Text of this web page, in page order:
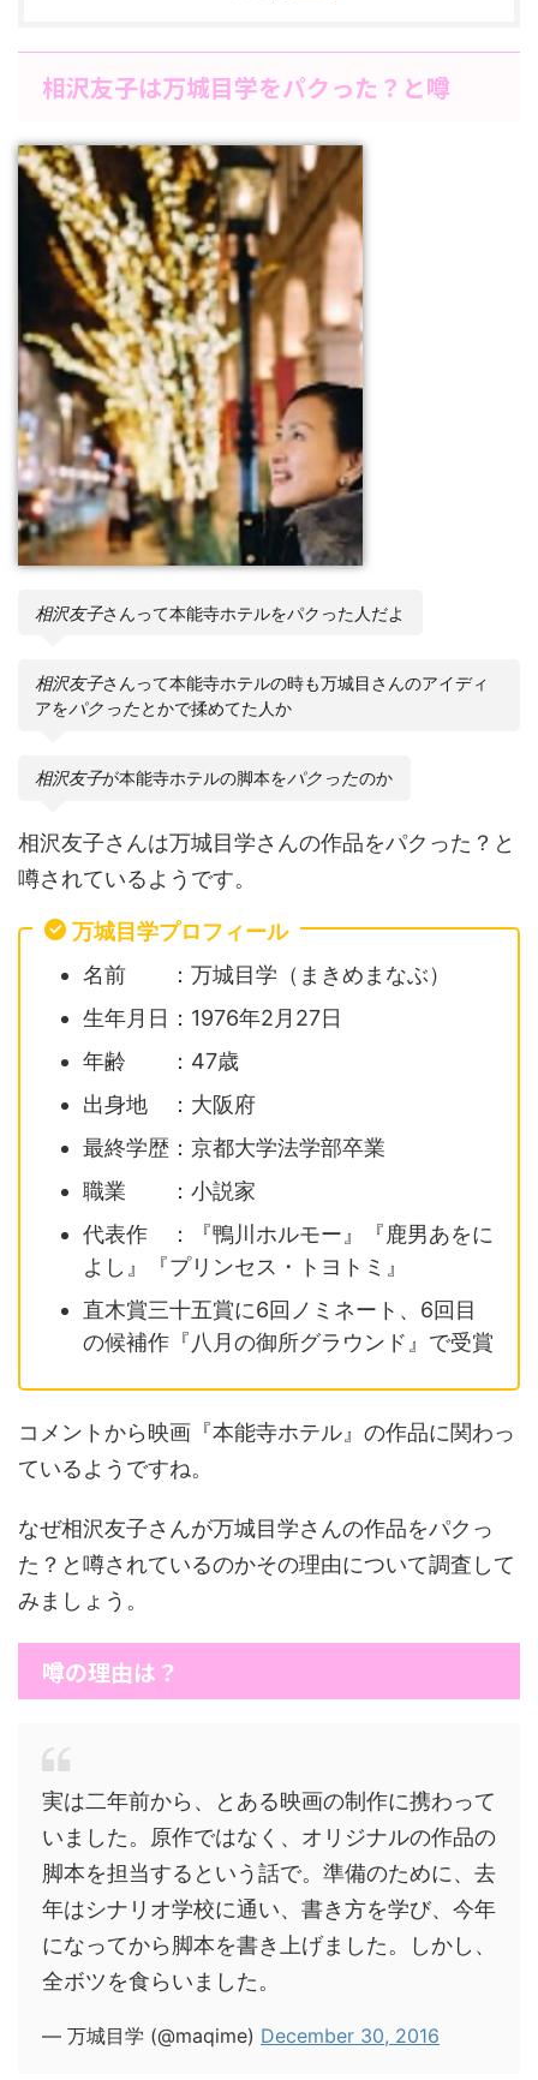
相沢友子は万城目学をパクった？と噂
相沢友子さんって本能寺ホテルをパクった人だよ
相沢友子さんって本能寺ホテルの時も万城目さんのアイディ
アをパクったとかで揉めてた人か
相沢友子が本能寺ホテルの脚本をパクったのか
相沢友子さんは万城目学さんの作品をパクった？と
噂されているようです。
万城目学プロフィール
名前 ：万城目学（まきめまなぶ）
生年月日：1976年2月27日
年齢 ：47歳
出身地 ：大阪府
最終学歴：京都大学法学部卒業
職業 ：小説家
代表作 ：『鴨川ホルモー』『鹿男あをに
よし』『プリンセス・トヨトミ』
直木賞三十五賞に6回ノミネート、6回目
の候補作『八月の御所グラウンド』で受賞
コメントから映画『本能寺ホテル』の作品に関わっ
ているようですね。
なぜ相沢友子さんが万城目学さんの作品をパクっ
た？と噂されているのかその理由について調査して
みましょう。
噂の理由は？
実は二年前から、とある映画の制作に携わって
いました。原作ではなく、オリジナルの作品の
脚本を担当するという話で。準備のために、去
年はシナリオ学校に通い、書き方を学び、今年
になってから脚本を書き上げました。しかし、
全ボツを食らいました。
— 万城目学 (@maqime) December 30, 2016